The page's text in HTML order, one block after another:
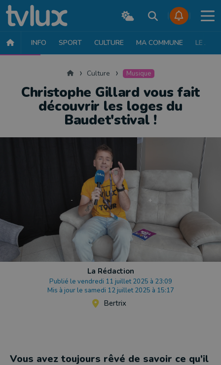
INFO SPORT CULTURE MA COMMUNE LE JT
AccueilCulture Musique
Christophe Gillard vous fait
découvrir les loges du
Baudet'stival !
La Rédaction
Publié le vendredi 11 juillet 2025 à 23:09
Mis à jour le samedi 12 juillet 2025 à 15:17
Bertrix
Vous avez toujours rêvé de savoir ce qu'il